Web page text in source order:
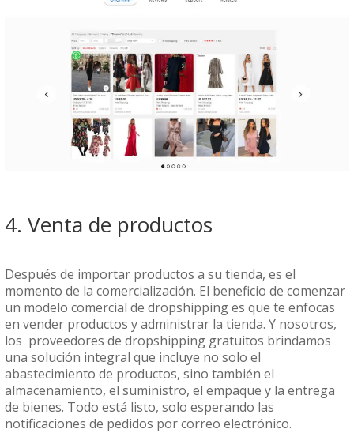
4. Venta de productos
Después de importar productos a su tienda, es el
momento de la comercialización. El beneficio de comenzar
un modelo comercial de dropshippinges que te enfocas
en vender productos y administrar la tienda. Y nosotros,
los proveedores de dropshipping gratuitos brindamos
una solución integral que incluye no solo el
abastecimiento de productos, sino también el
almacenamiento, el suministro, el empaque y la entrega
de bienes. Todo está listo, solo esperando las
notificaciones de pedidos por correo electrónico.